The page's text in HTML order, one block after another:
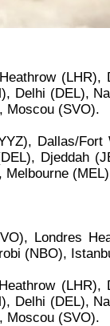
Delhi (DEL),
Moscou (SVO).
Dallas/
Djeddah
Melbourne
Londres
(NBO),
Delhi (DEL),
Moscou (SVO).